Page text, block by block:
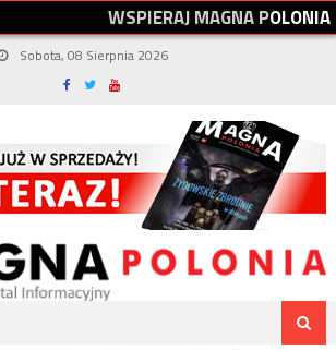
WSPIERAJMAGNAPOLONIA
Sobota, 08 Sierpnia 2026